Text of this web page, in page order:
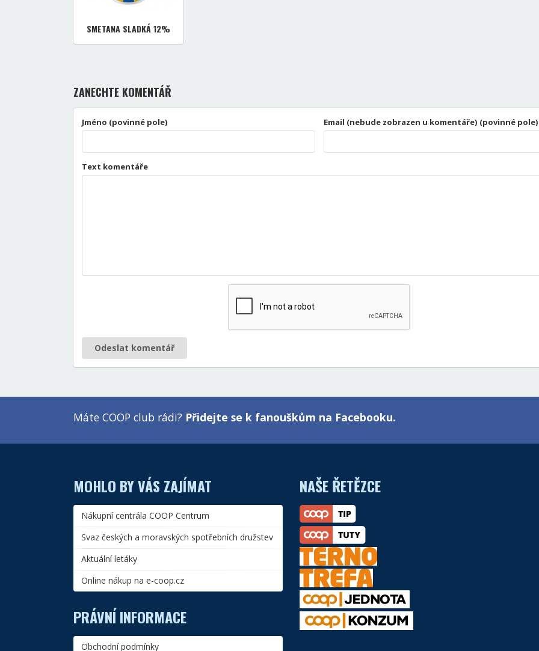
SMETANA SLADKÁ 12%
ZANECHTE KOMENTÁŘ
Jméno (povinné pole) Email (nebude zobrazen u komentáře) (povinné pole)
Text komentáře
Odeslat komentář
Máte COOP club rádi? Přidejte se k fanouškům na Facebooku.
MOHLO BY VÁS ZAJÍMAT
Nákupní centrála COOP Centrum
Svaz českých a moravských spotřebních družstev
Aktuální letáky
Online nákup na e-coop.cz
PRÁVNÍ INFORMACE
Obchodní podmínky
NAŠE ŘETĚZCE